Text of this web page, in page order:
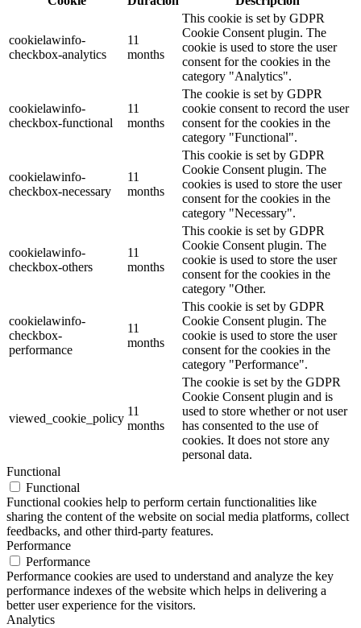
cookielawinfo-
checkbox-analytics
11
months
This cookie is set by GDPR
Cookie Consent plugin. The
cookie is used to store the user
consent for the cookies in the
category "Analytics".
cookielawinfo-
checkbox-functional
11
months
The cookie is set by GDPR
cookie consent to record the user
consent for the cookies in the
category "Functional".
cookielawinfo-
checkbox-necessary
11
months
This cookie is set by GDPR
Cookie Consent plugin. The
cookies is used to store the user
consent for the cookies in the
category "Necessary".
cookielawinfo-
checkbox-others
11
months
This cookie is set by GDPR
Cookie Consent plugin. The
cookie is used to store the user
consent for the cookies in the
category "Other.
cookielawinfo-
checkbox-
performance
11
months
This cookie is set by GDPR
Cookie Consent plugin. The
cookie is used to store the user
consent for the cookies in the
category "Performance".
viewed_cookie_policy
11
months
The cookie is set by the GDPR
Cookie Consent plugin and is
used to store whether or not user
has consented to the use of
cookies. It does not store any
personal data.
Functional
Functional
Functional cookies help to perform certain functionalities like
sharing the content of the website on social media platforms, collect
feedbacks, and other third-party features.
Performance
Performance
Performance cookies are used to understand and analyze the key
performance indexes of the website which helps in delivering a
better user experience for the visitors.
Analytics